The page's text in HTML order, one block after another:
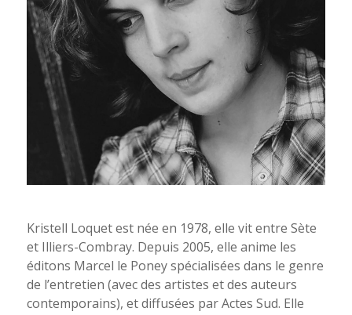
Jacqueline Salmon
Kristell Loquet est née en 1978, elle vit entre Sète
et Illiers-Combray. Depuis 2005, elle anime les
éditons Marcel le Poney spécialisées dans le genre
de l’entretien (avec des artistes et des auteurs
contemporains), et diffusées par Actes Sud. Elle